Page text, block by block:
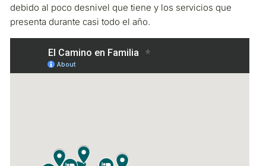
debido al poco desnivel que tiene y los servicios que
presenta durante casi todo el año.